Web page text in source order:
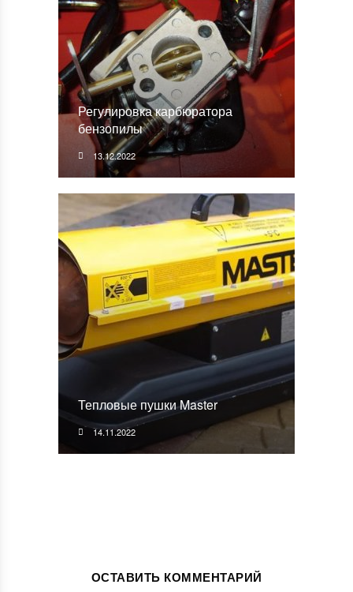
Регулировка карбюратора
бензопилы
13.12.2022
Тепловые пушки Master
14.11.2022
ОСТАВИТЬ КОММЕНТАРИЙ